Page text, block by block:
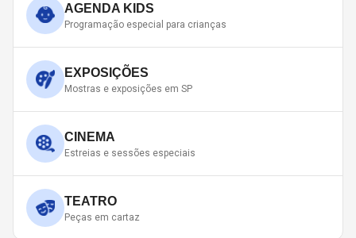
AGENDA KIDS
Programação especial para crianças
EXPOSIÇÕES
Mostras e exposições em SP
CINEMA
Estreias e sessões especiais
TEATRO
Peças em cartaz